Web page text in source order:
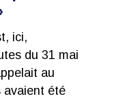
ici,
du 31 mai
au
avaient été